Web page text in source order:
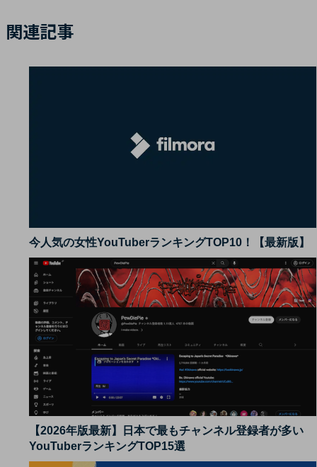
関連記事
今人気の女性YouTuberランキングTOP10！【最新版】
【2026年版最新】日本で最もチャンネル登録者が多い
YouTuberランキングTOP15選